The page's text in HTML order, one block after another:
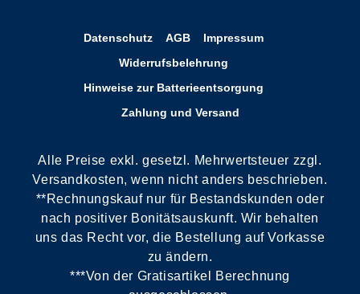
Datenschutz AGB
Impressum
Widerrufsbelehrung
Hinweise zur Batterieentsorgung
Zahlung und Versand
Alle Preise exkl. gesetzl. Mehrwertsteuer zzgl.
Versandkosten, wenn nicht anders beschrieben.
**Rechnungskauf nur für Bestandskunden oder
nach positiver Bonitätsauskunft. Wir behalten
uns das Recht vor, die Bestellung auf Vorkasse
zu ändern.
***Von der Gratisartikel Berechnung